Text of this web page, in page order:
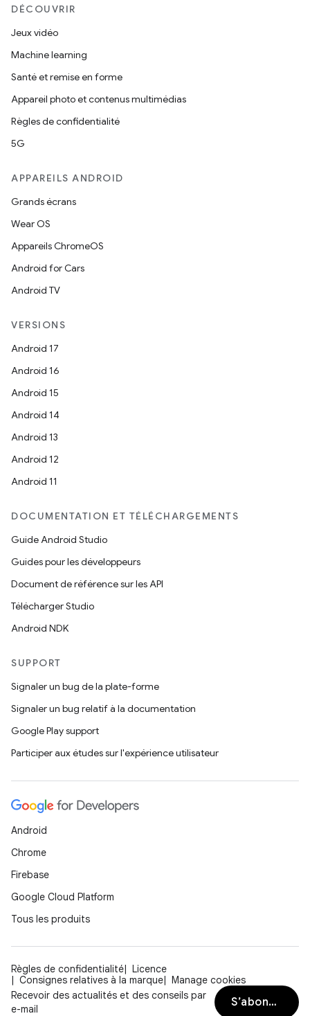
DÉCOUVRIR
Jeux vidéo
Machine learning
Santé et remise en forme
Appareil photo et contenus multimédias
Règles de confidentialité
5G
APPAREILS ANDROID
Grands écrans
Wear OS
Appareils ChromeOS
Android for Cars
Android TV
VERSIONS
Android 17
Android 16
Android 15
Android 14
Android 13
Android 12
Android 11
DOCUMENTATION ET TÉLÉCHARGEMENTS
Guide Android Studio
Guides pour les développeurs
Document de référence sur les API
Télécharger Studio
Android NDK
SUPPORT
Signaler un bug de la plate-forme
Signaler un bug relatif à la documentation
Google Play support
Participer aux études sur l'expérience utilisateur
Android
Chrome
Firebase
Google Cloud Platform
Tous les produits
Règles de confidentialité
Licence
Consignes relatives à la marque
Manage cookies
Recevoir des actualités et des conseils par
e-mail
S’abonner